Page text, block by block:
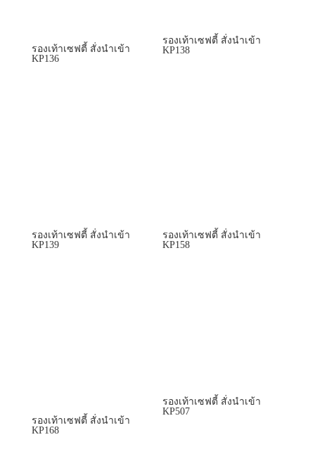
รองเท้าเซฟตี้ สั่งนำเข้า
KP136
รองเท้าเซฟตี้ สั่งนำเข้า
KP138
รองเท้าเซฟตี้ สั่งนำเข้า
KP139
รองเท้าเซฟตี้ สั่งนำเข้า
KP158
รองเท้าเซฟตี้ สั่งนำเข้า
KP168
รองเท้าเซฟตี้ สั่งนำเข้า
KP507